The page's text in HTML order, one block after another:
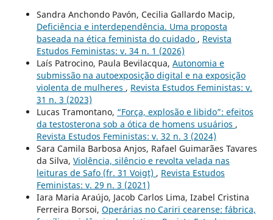
Sandra Anchondo Pavón, Cecilia Gallardo Macip,
Deficiência e interdependência. Uma proposta
baseada na ética feminista do cuidado , Revista
Estudos Feministas: v. 34 n. 1 (2026)
Laís Patrocino, Paula Bevilacqua, Autonomia e
submissão na autoexposição digital e na exposição
violenta de mulheres , Revista Estudos Feministas: v.
31 n. 3 (2023)
Lucas Tramontano, “Força, explosão e libido”: efeitos
da testosterona sob a ótica de homens usuários ,
Revista Estudos Feministas: v. 32 n. 3 (2024)
Sara Camila Barbosa Anjos, Rafael Guimarães Tavares
da Silva, Violência, silêncio e revolta velada nas
leituras de Safo (fr. 31 Voigt) , Revista Estudos
Feministas: v. 29 n. 3 (2021)
Iara Maria Araújo, Jacob Carlos Lima, Izabel Cristina
Ferreira Borsoi, Operárias no Cariri cearense: fábrica,